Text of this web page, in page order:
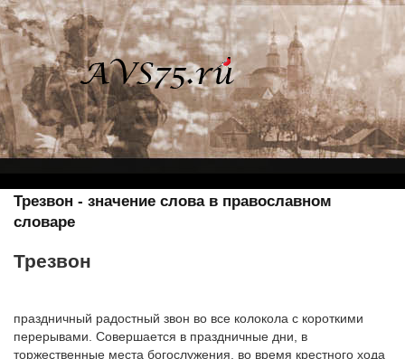
Трезвон - значение слова в православном
словаре
Трезвон
праздничный радостный звон во все колокола с короткими
перерывами. Совершается в праздничные дни, в
торжественные места богослужения, во время крестного хода